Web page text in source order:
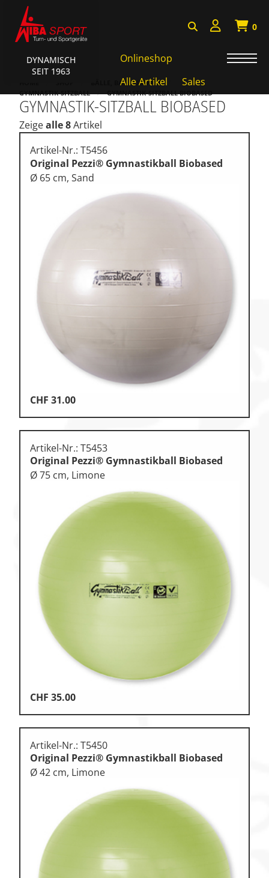
DYNAMISCH
SEIT 1963
0
Onlineshop
Alle Artikel
Sales
Badminton, Faustball
Basketball Systeme
Fitness, Funktional Training
Fussball-, Handballtore
Hockey, Base-, Tchouk-,
Klettern
Leichtathletik
Technische Dokumentation
Therapiebedarf
Turnen, Gymnastik, Ballett
Volleyball, Beachvolleyball
Wassersport
BÄLLE, BALLZUBEHÖR
GYMNASTIK-SITZBALL
GYMNASTIK-SITZBALL BIOBASED
GYMNASTIK-SITZBALL BIOBASED
Zeigealle 8Artikel
Artikel-Nr.: T5456
Original Pezzi® Gymnastikball Biobased
Ø 65 cm, Sand
CHF 31.00
Artikel-Nr.: T5453
Original Pezzi® Gymnastikball Biobased
Ø 75 cm, Limone
CHF 35.00
Artikel-Nr.: T5450
Original Pezzi® Gymnastikball Biobased
Ø 42 cm, Limone